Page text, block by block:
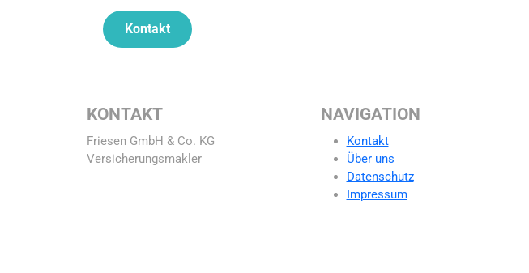
Kontakt
KONTAKT
Friesen GmbH & Co. KG
Versicherungsmakler
NAVIGATION
Kontakt
Über uns
Datenschutz
Impressum